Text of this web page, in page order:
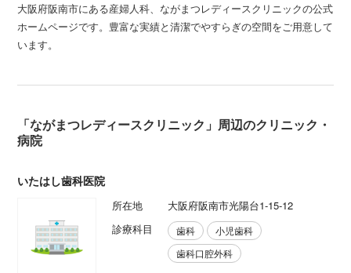
大阪府阪南市にある産婦人科、ながまつレディースクリニックの公式
ホームページです。豊富な実績と清潔でやすらぎの空間をご用意して
います。
「ながまつレディースクリニック」周辺のクリニック・
病院
いたはし歯科医院
所在地
大阪府阪南市光陽台1-15-12
診療科目
歯科
小児歯科
歯科口腔外科